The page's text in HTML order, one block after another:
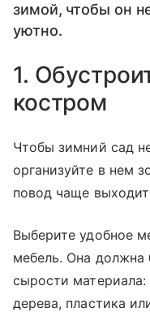
зимой, чтобы он
уютно.
1.
костром
Чтобы зимний сад
организуйте в нем
повод чаще
Выберите удобное
мебель. Она должна
сырости материала:
дерева, пластика